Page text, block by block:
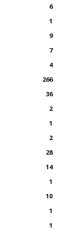
6
1
9
7
4
266
36
2
1
2
28
14
1
10
1
1